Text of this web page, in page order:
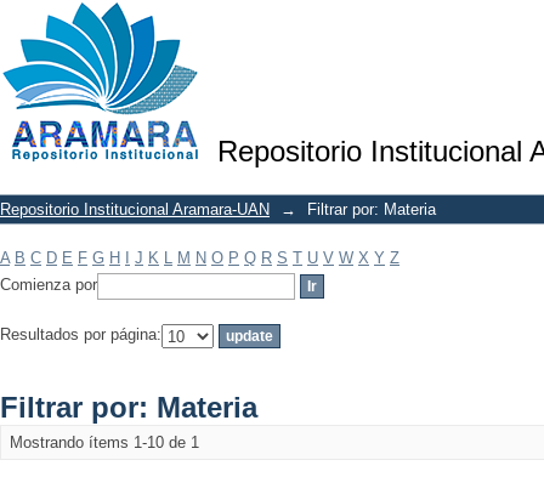
Repositorio Institucional
Filtrar por: Materia
Repositorio Institucional Aramara-UAN → Filtrar por: Materia
A B C D E F G H J K L M N O P Q R S T U V W X Y Z
Comienza por
Resultados por página:
Filtrar por: Materia
Mostrando ítems 1-10 de 1